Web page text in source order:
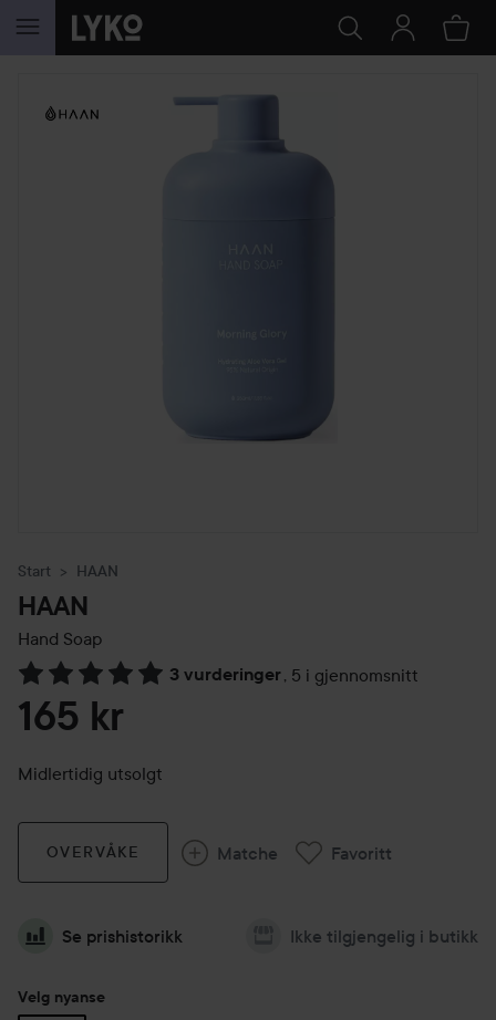
GÅ TIL INNHOLD
Start HAAN
HAAN
Hand Soap
3 vurderinger, 5 i gjennomsnitt
Gå til Vurderinger & anmeldelser
165 kr
Midlertidig utsolgt
OVERVÅKE Matche Favoritt
Se prishistorikk Ikke tilgjengelig i butikk
Velg nyanse